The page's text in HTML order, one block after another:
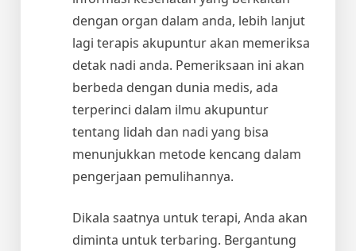
dengan organ dalam anda, lebih lanjut
lagi terapis akupuntur akan memeriksa
detak nadi anda. Pemeriksaan ini akan
berbeda dengan dunia medis, ada
terperinci dalam ilmu akupuntur
tentang lidah dan nadi yang bisa
menunjukkan metode kencang dalam
pengerjaan pemulihannya.
Dikala saatnya untuk terapi, Anda akan
diminta untuk terbaring. Bergantung